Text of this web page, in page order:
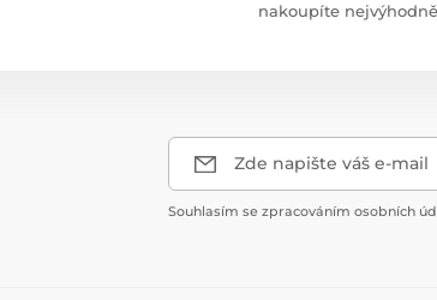
nakoupíte
Zde napište váš e-mail
Souhlasím se zpracováním osobních